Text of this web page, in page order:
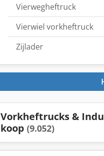
Vierwegheftruck
Vierwiel vorkheftruck
Zijlader
Vorkheftrucks &
koop (9.052)